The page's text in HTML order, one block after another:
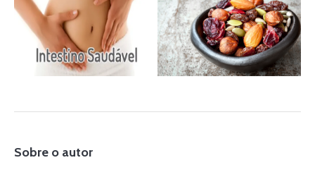
Intestino preso
não deve ser
considerado um
hábito intestinal
Hábitos
saudáveis – Mix
de Nuts
DICAS
Sobre o autor